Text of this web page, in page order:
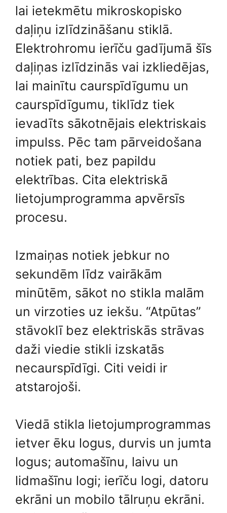
lai ietekmētu mikroskopisko
daļiņu izlīdzināšanu stiklā.
Elektrohromu ierīču gadījumā šīs
daļiņas izlīdzinās vai izkliedējas,
lai mainītu caurspīdīgumu un
caurspīdīgumu, tiklīdz tiek
ievadīts sākotnējais elektriskais
impulss. Pēc tam pārveidošana
notiek pati, bez papildu
elektrības. Cita elektriskā
lietojumprogramma apvērsīs
procesu.
Izmaiņas notiek jebkur no
sekundēm līdz vairākām
minūtēm, sākot no stikla malām
un virzoties uz iekšu. “Atpūtas”
stāvoklī bez elektriskās strāvas
daži viedie stikli izskatās
necaurspīdīgi. Citi veidi ir
atstarojoši.
Viedā stikla lietojumprogrammas
ietver ēku logus, durvis un jumta
logus; automašīnu, laivu un
lidmašīnu logi; ierīču logi, datoru
ekrāni un mobilo tālruņu ekrāni.